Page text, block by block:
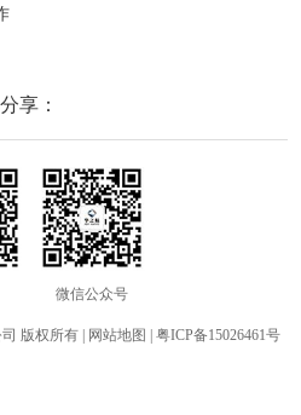
分享：
微信公众号
版权所有 | 网站地图 粤ICP备15026461号